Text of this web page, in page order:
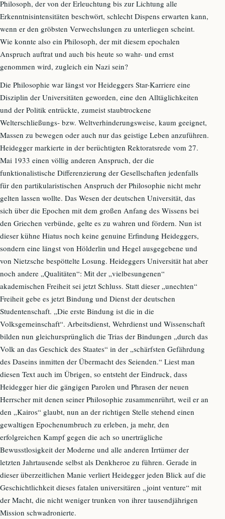
Philosoph, der von der Erleuchtung bis zur Lichtung alle
Erkenntnisintensitäten beschwört, schlecht Dispens erwarten kann,
wenn er den gröbsten Verwechslungen zu unterliegen scheint.
Wie konnte also ein Philosoph, der mit diesem epochalen
Anspruch auftrat und auch bis heute so wahr- und ernst
genommen wird, zugleich ein Nazi sein?
Die Philosophie war längst vor Heideggers Star-Karriere eine
Disziplin der Universitäten geworden, eine den Alltäglichkeiten
und der Politik entrückte, zumeist staubtrockene
Welterschließungs- bzw. Weltverhinderungsweise, kaum geeignet,
Massen zu bewegen oder auch nur das geistige Leben anzuführen.
Heidegger markierte in der berüchtigten Rektoratsrede vom 27.
Mai 1933 einen völlig anderen Anspruch, der die
funktionalistische Differenzierung der Gesellschaften jedenfalls
für den partikularistischen Anspruch der Philosophie nicht mehr
gelten lassen wollte. Das Wesen der deutschen Universität, das
sich über die Epochen mit dem großen Anfang des Wissens bei
den Griechen verbünde, gelte es zu wahren und fördern. Nun ist
dieser kühne Hiatus noch keine genuine Erfindung Heideggers,
sondern eine längst von Hölderlin und Hegel ausgegebene und
von Nietzsche bespöttelte Losung. Heideggers Universität hat aber
noch andere „Qualitäten“: Mit der „vielbesungenen“
akademischen Freiheit sei jetzt Schluss. Statt dieser „unechten“
Freiheit gebe es jetzt Bindung und Dienst der deutschen
Studentenschaft. „Die erste Bindung ist die in die
Volksgemeinschaft“. Arbeitsdienst, Wehrdienst und Wissenschaft
bilden nun gleichursprünglich die Trias der Bindungen „durch das
Volk an das Geschick des Staates“ in der „schärfsten Gefährdung
des Daseins inmitten der Übermacht des Seienden.“ Liest man
diesen Text auch im Übrigen, so entsteht der Eindruck, dass
Heidegger hier die gängigen Parolen und Phrasen der neuen
Herrscher mit denen seiner Philosophie zusammenrührt, weil er an
den „Kairos“ glaubt, nun an der richtigen Stelle stehend einen
gewaltigen Epochenumbruch zu erleben, ja mehr, den
erfolgreichen Kampf gegen die ach so unerträgliche
Bewusstlosigkeit der Moderne und alle anderen Irrtümer der
letzten Jahrtausende selbst als Denkheroe zu führen. Gerade in
dieser überzeitlichen Manie verliert Heidegger jeden Blick auf die
Geschichtlichkeit dieses fatalen universitären „joint venture“ mit
der Macht, die nicht weniger trunken von ihrer tausendjährigen
Mission schwadronierte.